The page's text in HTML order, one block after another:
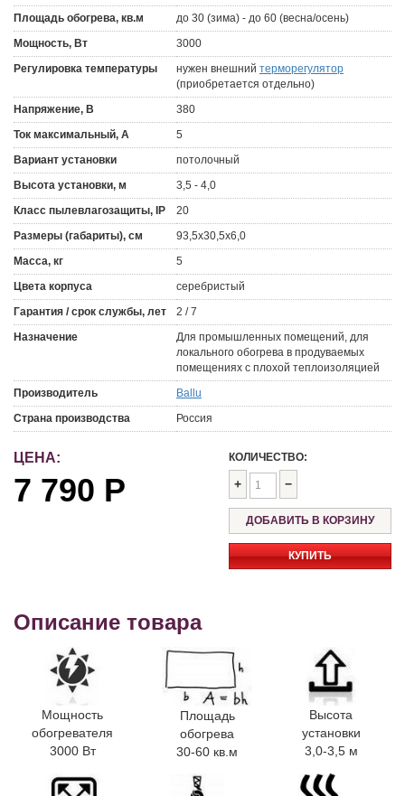
Площадь обогрева, кв.м
до 30 (зима) - до 60 (весна/осень)
Мощность, Вт
3000
Регулировка температуры
нужен внешний терморегулятор
(приобретается отдельно)
Напряжение, В
380
Ток максимальный, А
5
Вариант установки
потолочный
Высота установки, м
3,5 - 4,0
Класс пылевлагозащиты, IP
20
Размеры (габариты), см
93,5х30,5х6,0
Масса, кг
5
Цвета корпуса
серебристый
Гарантия / срок службы, лет
2 / 7
Назначение
Для промышленных помещений, для
локального обогрева в продуваемых
помещениях с плохой теплоизоляцией
Производитель
Ballu
Страна производства
Россия
ЦЕНА:
7 790 Р
КОЛИЧЕСТВО:
+ −
КУПИТЬ
Описание товара
Мощность
обогревателя
3000 Вт
Площадь
обогрева
30-60 кв.м
Высота
установки
3,0-3,5 м